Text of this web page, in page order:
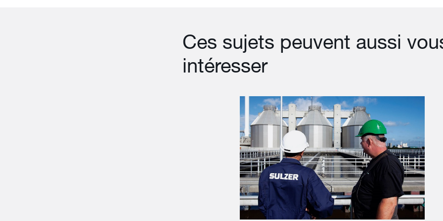
Ces sujets peuvent aussi
intéresser